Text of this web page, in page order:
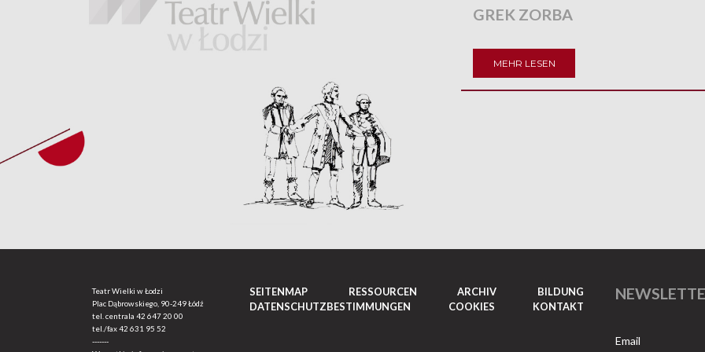
GREK ZORBA
MEHR LESEN
Teatr Wielki w Łodzi
Plac Dąbrowskiego, 90-249 Łódź
tel. centrala 42 647 20 00
tel./fax42 631 95 52
-------
SEITENMAP RESSOURCEN ARCHIV
BILDUNG
DATENSCHUTZBESTIMMUNGEN
COOKIES KONTAKT
Email